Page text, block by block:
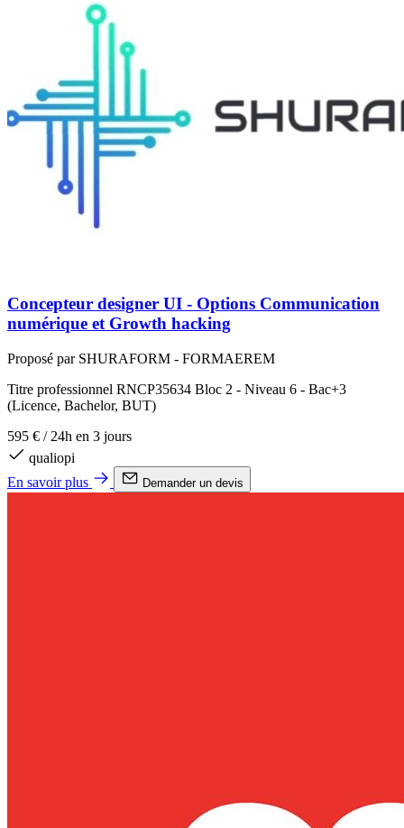
Concepteur designer UI - Options Communication
numérique et Growth hacking
Proposé par SHURAFORM - FORMAEREM
Titre professionnel RNCP35634 Bloc 2 - Niveau 6 - Bac+3
(Licence, Bachelor, BUT)
595 € / 24h en 3 jours
qualiopi
En savoir plus
Demander un devis